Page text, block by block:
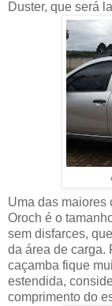
Duster, que será
Uma das maiores
Oroch é o
sem disfarces,
da área de carga.
caçamba fique
estendida,
comprimento do